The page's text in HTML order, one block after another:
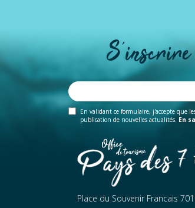
En validant ce formulaire, j'accepte que
publication de nouvelles actualités. En
Place du Souvenir Francais